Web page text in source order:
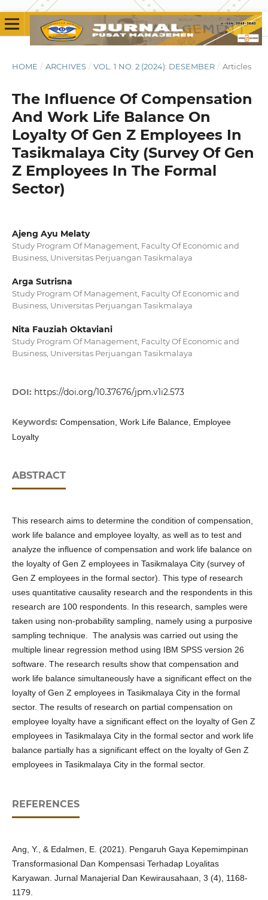
HOME / ARCHIVES / VOL. 1 NO. 2 (2024): DESEMBER / Articles
The Influence Of Compensation
And Work Life Balance On
Loyalty Of Gen Z Employees In
Tasikmalaya City (Survey Of Gen
Z Employees In The Formal
Sector)
Ajeng Ayu Melaty
Study Program Of Management, Faculty Of Economic and
Business, Universitas Perjuangan Tasikmalaya
Arga Sutrisna
Study Program Of Management, Faculty Of Economic and
Business, Universitas Perjuangan Tasikmalaya
Nita Fauziah Oktaviani
Study Program Of Management, Faculty Of Economic and
Business, Universitas Perjuangan Tasikmalaya
DOI: https://doi.org/10.37676/jpm.v1i2.573
Keywords: Compensation, Work Life Balance, Employee
Loyalty
ABSTRACT
This research aims to determine the condition of compensation,
work life balance and employee loyalty, as well as to test and
analyze the influence of compensation and work life balance on
the loyalty of Gen Z employees in Tasikmalaya City (survey of
Gen Z employees in the formal sector). This type of research
uses quantitative causality research and the respondents in this
research are 100 respondents. In this research, samples were
taken using non-probability sampling, namely using a purposive
sampling technique. The analysis was carried out using the
multiple linear regression method using IBM SPSS version 26
software. The research results show that compensation and
work life balance simultaneously have a significant effect on the
loyalty of Gen Z employees in Tasikmalaya City in the formal
sector. The results of research on partial compensation on
employee loyalty have a significant effect on the loyalty of Gen Z
employees in Tasikmalaya City in the formal sector and work life
balance partially has a significant effect on the loyalty of Gen Z
employees in Tasikmalaya City in the formal sector.
REFERENCES
Ang, Y., & Edalmen, E. (2021). Pengaruh Gaya Kepemimpinan
Transformasional Dan Kompensasi Terhadap Loyalitas
Karyawan. Jurnal Manajerial Dan Kewirausahaan, 3 (4), 1168-
1179.